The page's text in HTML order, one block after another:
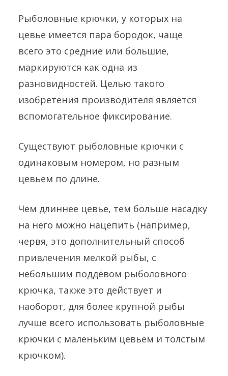
Рыболовные крючки, у которых на
цевье имеется пара бородок, чаще
всего это средние или большие,
маркируются как одна из
разновидностей. Целью такого
изобретения производителя является
вспомогательное фиксирование.
Существуют рыболовные крючки с
одинаковым номером, но разным
цевьем по длине.
Чем длиннее цевье, тем больше насадку
на него можно нацепить (например,
червя, это дополнительный способ
привлечения мелкой рыбы, с
небольшим поддёвом рыболовного
крючка, также это действует и
наоборот, для более крупной рыбы
лучше всего использовать рыболовные
крючки с маленьким цевьем и толстым
крючком).